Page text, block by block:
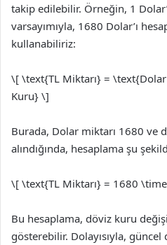
takip edilebilir. Örneğin, 1
varsayımıyla, 1680 Dolar’ı
kullanabiliriz:
\[ \text{TL Miktarı} =
Kuru} \]
Burada, Dolar miktarı 1680 ve
alındığında, hesaplama şu
\[ \text{TL Miktarı} = 1680
Bu hesaplama, döviz kuru
gösterebilir. Dolayısıyla,